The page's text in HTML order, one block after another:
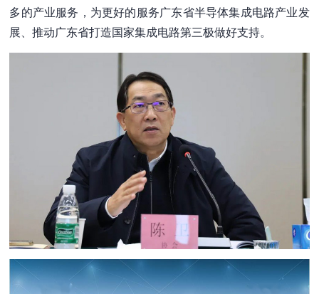
多的产业服务，为更好的服务广东省半导体集成电路产业发
展、推动广东省打造国家集成电路第三极做好支持。